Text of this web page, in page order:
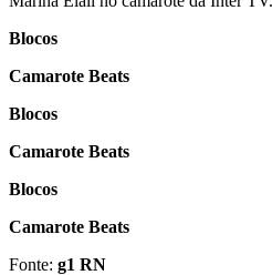
Blocos
Camarote Beats
Blocos
Camarote Beats
Blocos
Camarote Beats
Fonte: g1 RN